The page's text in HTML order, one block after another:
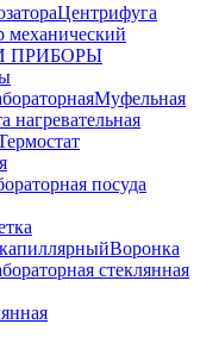
Центрифуга
механический
ПРИБОРЫ
Муфельная
нагревательная
посуда
Воронка
стеклянная